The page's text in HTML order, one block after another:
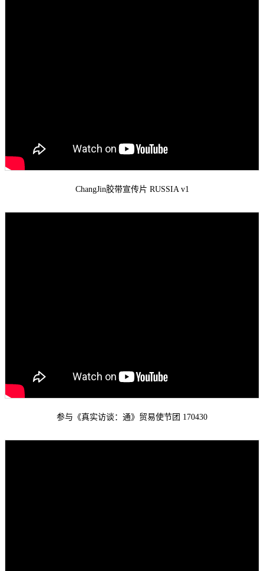
ChangJin胶带宣传片 RUSSIA v1
参与《真实访谈：通》贸易使节团 170430